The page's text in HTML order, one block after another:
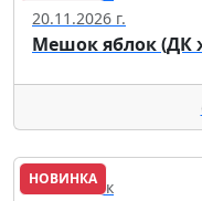
20.11.2026 г.
Мешок яблок (ДК
НОВИНКА
Челябинск